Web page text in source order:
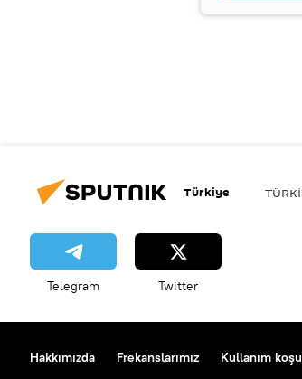
Türkiye
Telegram Twitter
Hakkımızda Frekanslarımız Kullanım